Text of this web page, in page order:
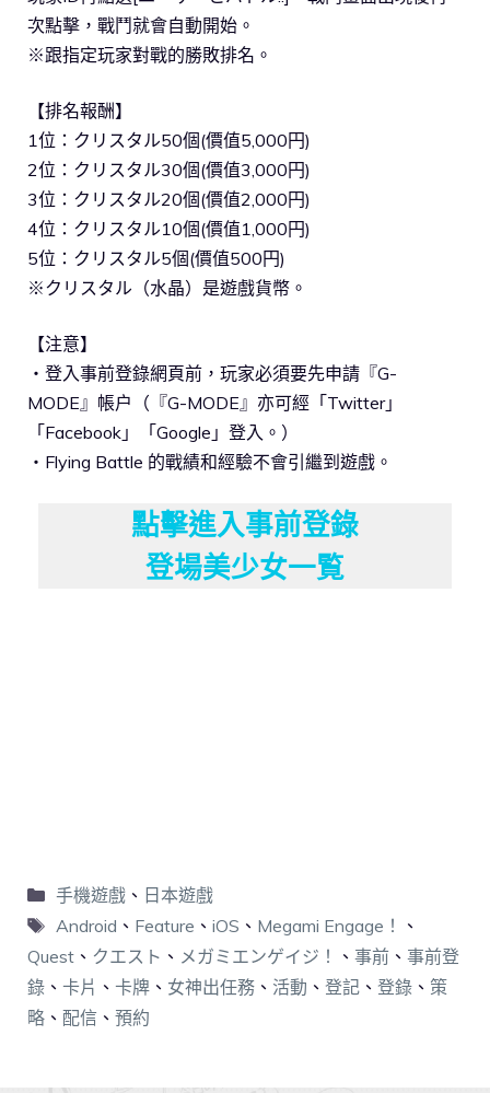
次點擊，戰鬥就會自動開始。
※跟指定玩家對戰的勝敗排名。
【排名報酬】
1位：クリスタル50個(價值5,000円)
2位：クリスタル30個(價值3,000円)
3位：クリスタル20個(價值2,000円)
4位：クリスタル10個(價值1,000円)
5位：クリスタル5個(價值500円)
※クリスタル（水晶）是遊戲貨幣。
【注意】
・登入事前登錄網頁前，玩家必須要先申請『G-
MODE』帳户（『G-MODE』亦可經「Twitter」
「Facebook」「Google」登入。）
・Flying Battle 的戰績和經驗不會引繼到遊戲。
點擊進入事前登錄
登場美少女一覧
手機遊戲、 日本遊戲
Android 、 Feature 、 iOS 、 Megami Engage！
、
Quest 、 クエスト 、 メガミエンゲイジ！ 、 事前 、 事前登
錄 、 卡片 、 卡牌 、 女神出任務 、 活動 、 登記 、 登錄 、 策
略 、 配信 、 預約